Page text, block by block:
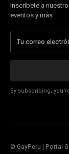
Inscribete a
eventos y más
By subscribing,
© GayPeru | Portal